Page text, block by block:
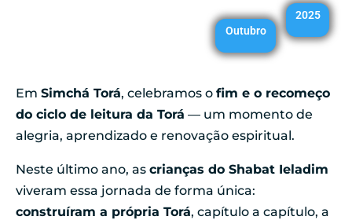
Outubro
2025
Em Simchá Torá, celebramos o fim e o recomeço
do ciclo de leitura da Torá — um momento de
alegria, aprendizado e renovação espiritual.
Neste último ano, as crianças do Shabat Ieladim
viveram essa jornada de forma única:
construíram a própria Torá, capítulo a capítulo, a